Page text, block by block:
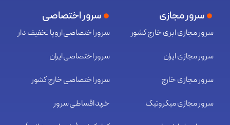
سرور مجازی
سرور مجازی ابری خارج کشور
سرور مجازی ایران
سرور مجازی خارج
سرور مجازی میکروتیک
سرور اختصاصی
سرور اختصاصی اروپا تخفیف دار
سرور اختصاصی ایران
سرور اختصاصی خارج کشور
خرید اقساطی سرور